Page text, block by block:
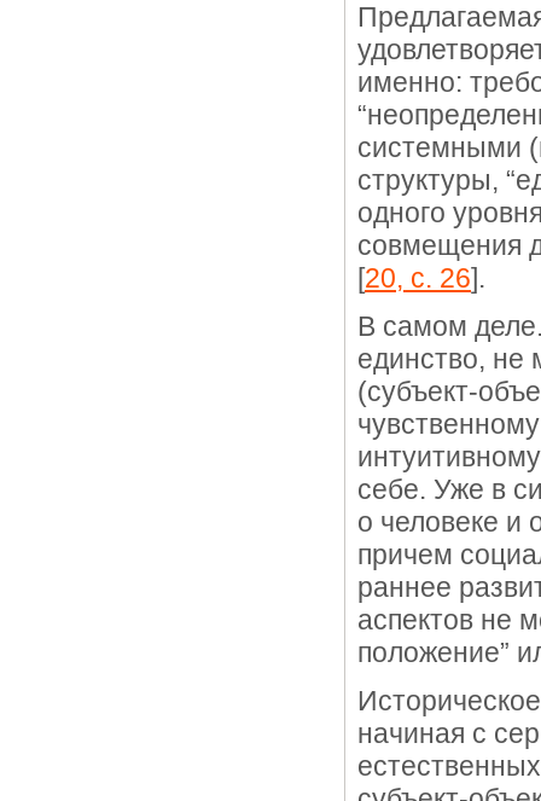
именно:
системными
структуры,
одного
совмещения
[20, с. 26].
В самом
единство, не
(субъект-
себе. Уже в
о человеке и
причем
раннее
аспектов не
положение”
начиная с